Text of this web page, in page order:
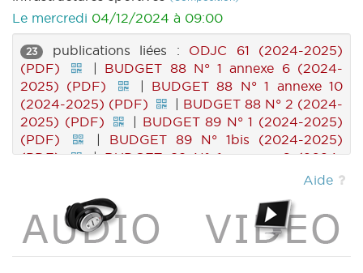
Le mercredi 04/12/2024 à 09:00
23 publications liées : ODJC 61 (2024-2025)
(PDF)
| BUDGET 88 N° 1 annexe 6 (2024-
2025) (PDF)
| BUDGET 88 N° 1 annexe 10
(2024-2025) (PDF)
| BUDGET 88 N° 2 (2024-
2025) (PDF)
| BUDGET 89 N° 1 (2024-2025)
(PDF)
| BUDGET 89 N° 1bis (2024-2025)
(PDF)
|BUDGET 89 N° 1 annexe 6 (2024-
BUDGET 89 N° 1 annexe 10
2025) (PDF)
|BUDGET 89 N° 6 annexes 6 et
10partim (2024-2025) (PDF)
BUDGET 90 N°
1 annexe 6 (2024-2025) (PDF)
|BUDGET 90
Aide